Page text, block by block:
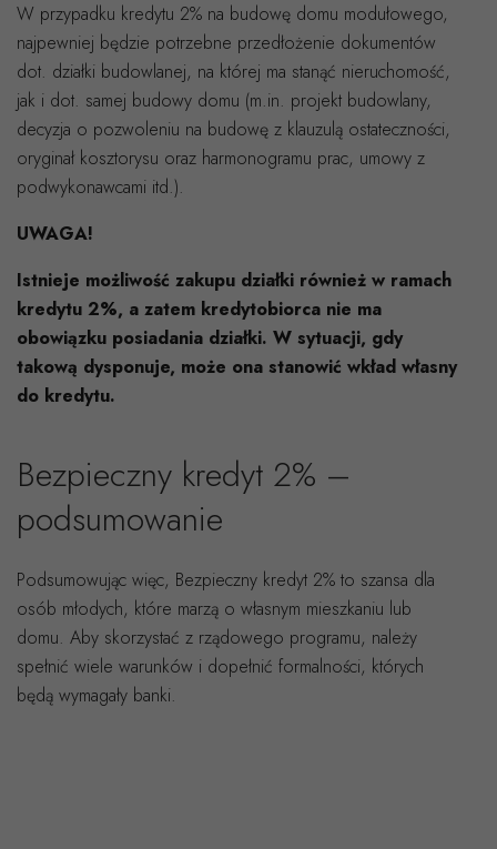
W przypadku kredytu 2% na budowę domu modułowego,
najpewniej będzie potrzebne przedłożenie dokumentów
dot. działki budowlanej, na której ma stanąć nieruchomość,
jak i dot. samej budowy domu (m.in. projekt budowlany,
decyzja o pozwoleniu na budowę z klauzulą ostateczności,
oryginał kosztorysu oraz harmonogramu prac, umowy z
podwykonawcami itd.).
UWAGA!
Istnieje możliwość zakupu działki również w ramach
kredytu 2%, a zatem kredytobiorca nie ma
obowiązku posiadania działki. W sytuacji, gdy
takową dysponuje, może ona stanowić wkład własny
do kredytu.
Bezpieczny kredyt 2% –
podsumowanie
Podsumowując więc, Bezpieczny kredyt 2% to szansa dla
osób młodych, które marzą o własnym mieszkaniu lub
domu. Aby skorzystać z rządowego programu, należy
spełnić wiele warunków i dopełnić formalności, których
będą wymagały banki.